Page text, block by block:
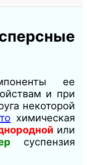
ее
и при
некоторой
то химическая
или
суспензия